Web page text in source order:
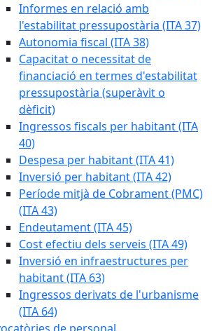
Informes en relació amb
l'estabilitat pressupostària (ITA 37)
Autonomia fiscal (ITA 38)
Capacitat o necessitat de
financiació en termes d'estabilitat
pressupostària (superàvit o
dèficit)
Ingressos fiscals per habitant (ITA
40)
Despesa per habitant (ITA 41)
Inversió per habitant (ITA 42)
Període mitjà de Cobrament (PMC)
(ITA 43)
Endeutament (ITA 45)
Cost efectiu dels serveis (ITA 49)
Inversió en infraestructures per
habitant (ITA 63)
Ingressos derivats de l'urbanisme
(ITA 64)